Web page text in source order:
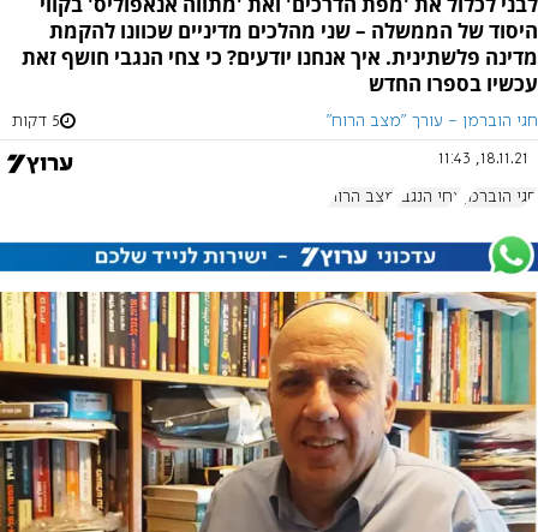
היסוד של הממשלה – שני מהלכים מדיניים שכוונו להקמת
מדינה פלשתינית. איך אנחנו יודעים? כי צחי הנגבי חושף זאת
עכשיו בספרו החדש
חגי הוברמן - עורך ״מצב הרוח״ 5 דקות
18.11.21, 11:43
חגי הוברמן צחי הנגבי מצב הרוח